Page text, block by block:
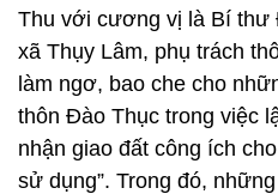
Thu với cương vị là Bí thư
xã Thụy Lâm, phụ trách
làm ngơ, bao che cho
thôn Đào Thục trong việc
nhận giao đất công ích
sử dụng”. Trong đó,